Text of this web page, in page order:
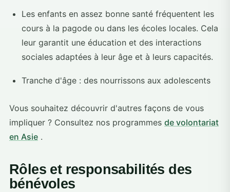
Les enfants en assez bonne santé fréquentent les
cours à la pagode ou dans les écoles locales. Cela
leur garantit une éducation et des interactions
sociales adaptées à leur âge et à leurs capacités.
Tranche d'âge : des nourrissons aux adolescents
Vous souhaitez découvrir d'autres façons de vous
impliquer ? Consultez nos programmes de volontariat
en Asie .
Rôles et responsabilités des
bénévoles